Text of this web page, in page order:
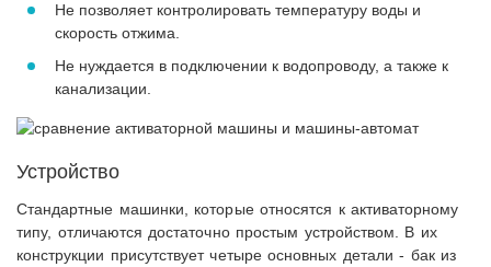
Не позволяет контролировать температуру воды и
скорость отжима.
Не нуждается в подключении к водопроводу, а также к
канализации.
Устройство
Стандартные машинки, которые относятся к активаторному
типу, отличаются достаточно простым устройством. В их
конструкции присутствует четыре основных детали - бак из